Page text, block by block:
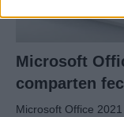
Microsoft
comparten
Microsoft Office